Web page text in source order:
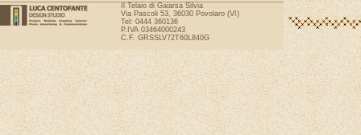
Il Telaio di Gaiarsa Silvia
Via Pascoli 53, 36030 Povolaro (VI)
Tel: 0444 360136
P.IVA 03464000243
C.F. GRSSLV72T60L840G